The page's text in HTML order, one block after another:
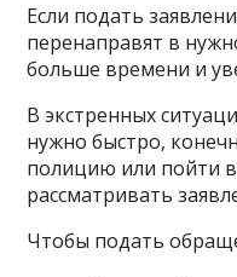
Если подать
перенаправят в
больше времени и
В экстренных
нужно быстро,
полицию или пойти
рассматривать
Чтобы подать